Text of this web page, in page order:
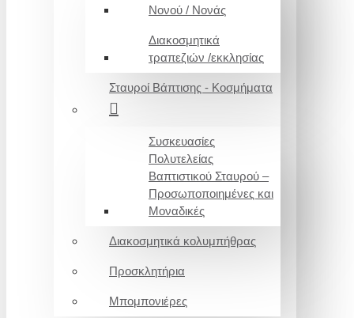
Νονού / Νονάς
Διακοσμητικά
τραπεζιών /εκκλησίας
Σταυροί Βάπτισης - Κοσμήματα
Συσκευασίες
Πολυτελείας
Βαπτιστικού Σταυρού –
Προσωποποιημένες και
Μοναδικές
Διακοσμητικά κολυμπήθρας
Προσκλητήρια
Μπομπονιέρες